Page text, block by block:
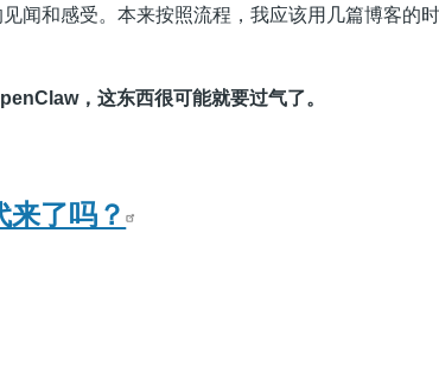
闻和感受。本来按照流程，我应该用几篇博客的
，这东西很可能就要过气了。
来了吗？